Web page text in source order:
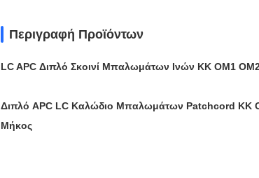
Περιγραφή Προϊόντων
LC APC Διπλό Σκοινί Μπαλωμάτων Ινών ΚΚ OM1
Διπλό APC LC Καλώδιο Μπαλωμάτων Patchcord ΚΚ
Μήκος